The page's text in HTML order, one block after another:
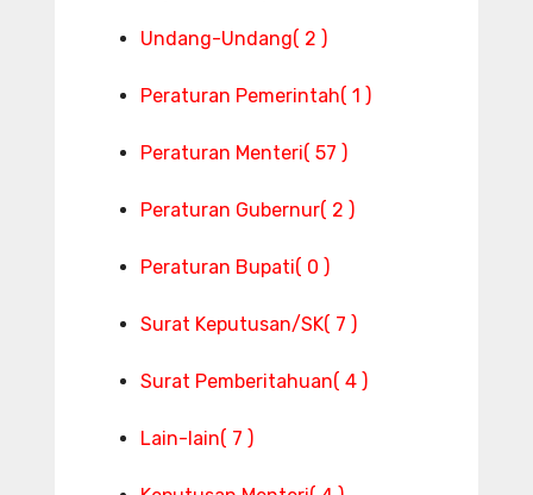
Undang-Undang( 2 )
Peraturan Pemerintah( 1 )
Peraturan Menteri( 57 )
Peraturan Gubernur( 2 )
Peraturan Bupati( 0 )
Surat Keputusan/SK( 7 )
Surat Pemberitahuan( 4 )
Lain-lain( 7 )